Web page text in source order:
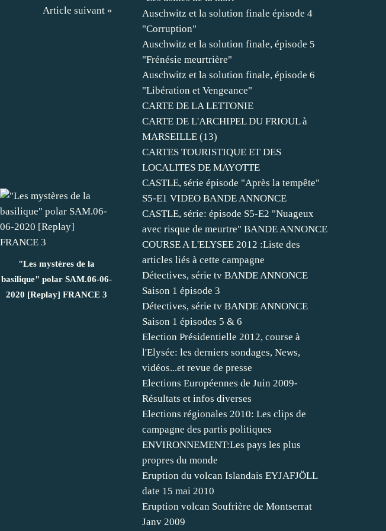
Article suivant »
"Les mystères de la
basilique" polar SAM.06-06-
2020 [Replay] FRANCE 3
Auschwitz et la solution finale épisode 4
"Corruption"
Auschwitz et la solution finale, épisode 5
"Frénésie meurtrière"
Auschwitz et la solution finale, épisode 6
"Libération et Vengeance"
CARTE DE LA LETTONIE
CARTE DE L'ARCHIPEL DU FRIOUL à
MARSEILLE (13)
CARTES TOURISTIQUE ET DES
LOCALITES DE MAYOTTE
CASTLE, série épisode "Après la tempête"
S5-E1 VIDEO BANDE ANNONCE
CASTLE, série: épisode S5-E2 "Nuageux
avec risque de meurtre" BANDE ANNONCE
COURSE A L'ELYSEE 2012 :Liste des
articles liés à cette campagne
Détectives, série tv BANDE ANNONCE
Saison 1 épisode 3
Détectives, série tv BANDE ANNONCE
Saison 1 épisodes 5 & 6
Election Présidentielle 2012, course à
l'Elysée: les derniers sondages, News,
vidéos...et revue de presse
Elections Européennes de Juin 2009-
Résultats et infos diverses
Elections régionales 2010: Les clips de
campagne des partis politiques
ENVIRONNEMENT:Les pays les plus
propres du monde
Eruption du volcan Islandais EYJAFJÖLL
date 15 mai 2010
Eruption volcan Soufrière de Montserrat
Janv 2009